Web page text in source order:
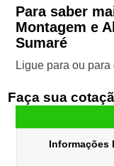
Para saber
Montagem e
Sumaré
Ligue para ou para
Faça sua
Informações